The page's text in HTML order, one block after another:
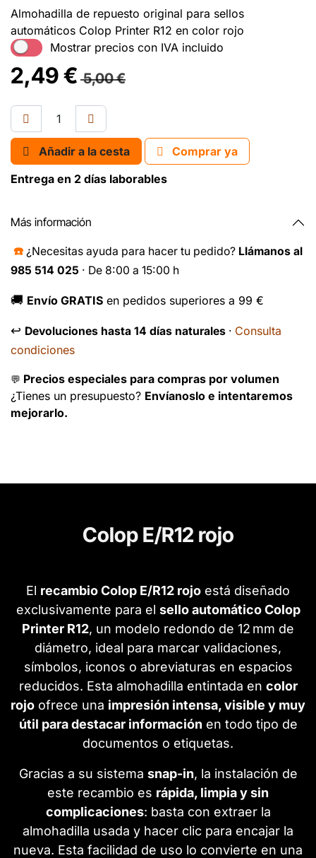
Almohadilla de repuesto original para sellos
automáticos Colop Printer R12 en color rojo
Mostrar precios con IVA incluido
2,49€ 5,00€
Añadir a la cesta
Comprar ya
Entrega en 2 días laborables
Más información
☎️ ¿Necesitas ayuda para hacer tu pedido? Llámanos al
985 514 025 · De 8:00 a 15:00 h
🚚 Envío GRATIS en pedidos superiores a 99 €
↩️ Devoluciones hasta 14 días naturales · Consulta
condiciones
💬 Precios especiales para compras por volumen
¿Tienes un presupuesto? Envíanoslo e intentaremos
mejorarlo.
Colop E/R12 rojo
El recambio Colop E/R12 rojo está diseñado
exclusivamente para el sello automático Colop
Printer R12, un modelo redondo de 12 mm de
diámetro, ideal para marcar validaciones,
símbolos, iconos o abreviaturas en espacios
reducidos. Esta almohadilla entintada en color
rojo ofrece una impresión intensa, visible y muy
útil para destacar información en todo tipo de
documentos o etiquetas.
Gracias a su sistema snap-in, la instalación de
este recambio es rápida, limpia y sin
complicaciones: basta con extraer la
almohadilla usada y hacer clic para encajar la
nueva. Esta facilidad de uso lo convierte en una